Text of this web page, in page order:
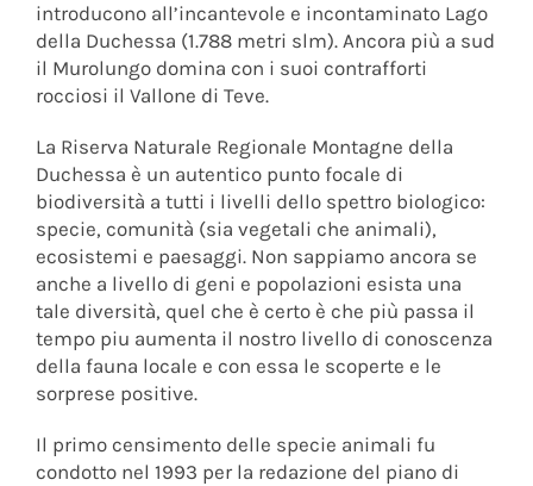
introducono all’incantevole e incontaminato Lago
della Duchessa (1.788 metri slm). Ancora più a sud
il Murolungo domina con i suoi contrafforti
rocciosi il Vallone di Teve.
La Riserva Naturale Regionale Montagne della
Duchessa è un autentico punto focale di
biodiversità a tutti i livelli dello spettro biologico:
specie, comunità (sia vegetali che animali),
ecosistemi e paesaggi. Non sappiamo ancora se
anche a livello di geni e popolazioni esista una
tale diversità, quel che è certo è che più passa il
tempo piu aumenta il nostro livello di conoscenza
della fauna locale e con essa le scoperte e le
sorprese positive.
Il primo censimento delle specie animali fu
condotto nel 1993 per la redazione del piano di